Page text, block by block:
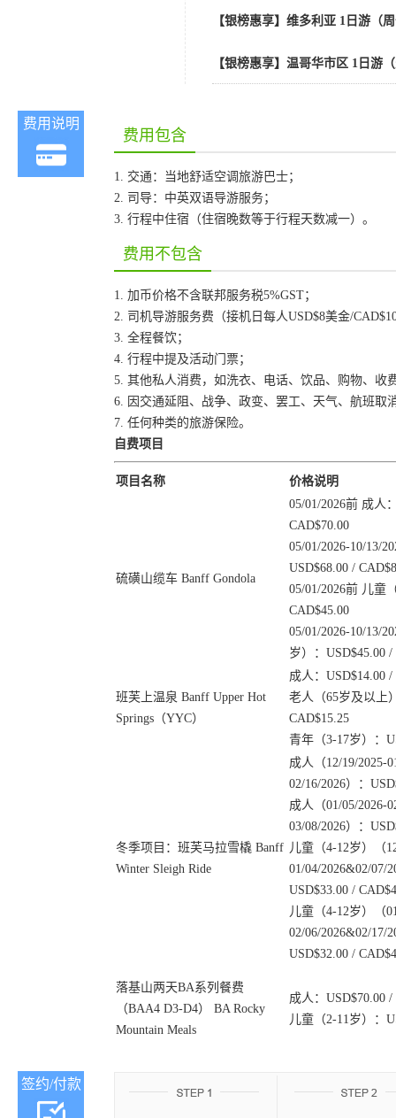
【银榜惠享】维多利亚 1日游（
【银榜惠享】温哥华市区 1日游
费用说明
费用包含
1. 交通：当地舒适空调旅游巴士；
2. 司导：中英双语导游服务；
3. 行程中住宿（住宿晚数等于行程天数减一）。
费用不包含
1. 加币价格不含联邦服务税5%GST；
2. 司机导游服务费（接机日每人USD$8美金/
3. 全程餐饮；
4. 行程中提及活动门票；
5. 其他私人消费，如洗衣、电话、饮品、购物、收
6. 因交通延阻、战争、政变、罢工、天气、航班取
7. 任何种类的旅游保险。
自费项目
项目名称 价格说明
硫磺山缆车 Banff Gondola
05/01/2026前 成人
CAD$70.00
05/01/2026-10/13/
USD$68.00 /
05/01/2026前 儿童
CAD$45.00
05/01/2026-10/13/
岁）：USD$45.00 /
班芙上温泉 Banff Upper Hot
Springs（YYC）
成人：USD$14.00 /
老人（65岁及以上
CAD$15.25
青年（3-17岁）：
冬季项目：班芙马拉雪橇 Banff
Winter Sleigh Ride
成人（12/19/2025-
02/16/2026）：
成人（01/05/2026-
03/08/2026）：
儿童（4-12岁）（
01/04/2026&02/07/
USD$33.00 /
儿童（4-12岁）（
02/06/2026&02/17/
USD$32.00 /
落基山两天BA系列餐费
（BAA4 D3-D4） BA Rocky
Mountain Meals
成人：USD$70.00 /
儿童（2-11岁）：
签约/付款